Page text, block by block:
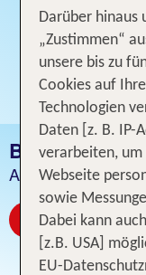
BARBADOS
Angebot für 1
Darüber hinaus
„Zustimmen“
unsere bis zu
Cookies auf
Technologien
Daten [z. B. IP-
verarbeiten,
Webseite
sowie
Dabei kann
[z.B. USA]
EU-